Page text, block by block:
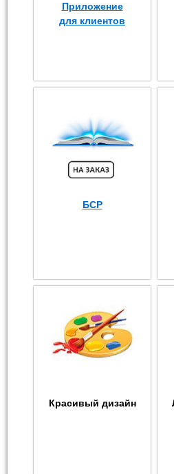
Приложение
для клиентов
БСР
Красивый дизайн